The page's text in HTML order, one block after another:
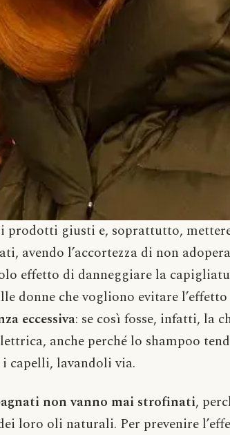
i prodotti giusti e, soprattutto,
avendo l’accortezza di non
effetto di danneggiare la
donne che vogliono evitare
eccessiva: se così fosse, infatti, la
anche perché lo shampoo
capelli, lavandoli via.
non vanno mai strofinati,
loro oli naturali. Per prevenire